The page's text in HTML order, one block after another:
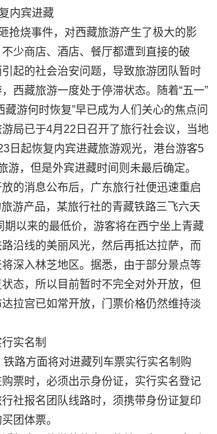
内宾进藏
烧事件，对西藏旅游产生了极大的影
少商店、酒店、餐厅都遭到直接的破
起的社会治安问题，导致旅游团队暂时
西藏旅游一度处于停滞状态。随着“五一”
藏游何时恢复”早已成为人们关心的焦点问
局已于4月22日召开了旅行社会议，当地
日起恢复内宾进藏旅游观光，港台游客5
游，但是外宾进藏时间则未最后确定。
消息公布后，广东旅行社便迅速重启
旅游产品，某旅行社的青藏铁路三飞六天
期以来的最低价，游客将在西宁坐上青藏
沿线的美丽风光，然后再抵达拉萨，而
深入林芝地区。据悉，由于部分景点等
态，所以目前暂时不完全对外开放，但
拉宫已如常开放，门票价格仍然维持淡
实名制
方面将对进藏列车票实行实名制购
票时，必须出示身份证，实行实名登记
社报名团队线路时，须携带身份证复印
团体票。